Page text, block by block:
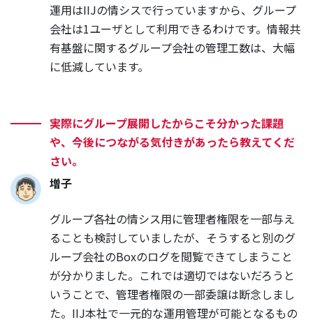
運用はIIJの情シスで行っていますから、グループ
会社は1ユーザとして利用できるわけです。情報共
有基盤に関するグループ会社の管理工数は、大幅
に低減しています。
実際にグループ展開したからこそ分かった課題
や、今後につながる気付きがあったら教えてくだ
さい。
増子
グループ各社の情シス用に管理者権限を一部与え
ることも検討していましたが、そうすると別のグ
ループ会社のBoxのログを閲覧できてしまうこと
が分かりました。これでは適切ではないだろうと
いうことで、管理者権限の一部委譲は断念しまし
た。IIJ本社で一元的な運用管理が可能となるもの